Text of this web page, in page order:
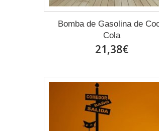
Bomba de Gasolina de
Cola
21,38€